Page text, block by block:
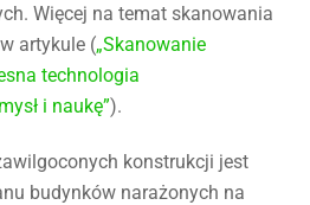
Więcej na temat skanowania
artykule („Skanowanie
technologia
i naukę”).
konstrukcji jest
budynków narażonych na